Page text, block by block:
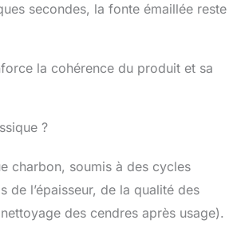
secondes, la fonte émaillée reste
la cohérence du produit et sa
?
charbon, soumis à des cycles
de l’épaisseur, de la qualité des
des cendres après usage).